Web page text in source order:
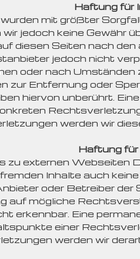
Haftung für
mit größter
jedoch keine Gewähr
diesen Seiten nach
jedoch nicht
oder nach
zur Entfernung oder
hiervon unberührt.
werden wir
Haftung für
externen Webseiten
Inhalte auch
oder Betreiber
auf mögliche
erkennbar. Eine
einer
werden wir